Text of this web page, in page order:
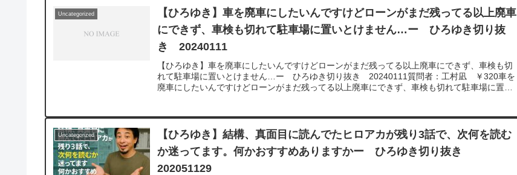
Uncategorized
【ひろゆき】車を廃車にしたいんですけどローンがまだ残ってる以上廃車
にできず、車検も切れて駐車場に置いとけません…ー ひろゆき切り抜
き 20240111
【ひろゆき】車を廃車にしたいんですけどローンがまだ残ってる以上廃車にできず、車検も切
れて駐車場に置いとけません…ー ひろゆき切り抜き 20240111質問者：工村凪 ￥320車を
廃車にしたいんですけどローンがまだ残ってる以上廃車にできず、車検も切れて駐車場に置い
v=1_qiOcWAC6A&t=8068s******************************************ひろゆきさんの動画で、寄せられ
た質問について、一問一答形式にしてみました。過去にこんな質問してるかな？と気になった
ことがあれば、下記のサイトから検索してみてください。https://hiroyuki-ziten.com/できるだ
け、多くの質問を今後も編集し、アップロードしていきますので、使いやすいと感じて頂けた
ら、いいね！やチャンネル登録をよろしくお願いします。
Uncategorized
【ひろゆき】結構、真面目に読んでたヒロアカが残り3話で、次何を読む
か迷ってます。何かおすすめありますかー ひろゆき切り抜き
202051129